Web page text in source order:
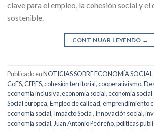
clave para el empleo, la cohesión social y el
sostenible.
CONTINUAR LEYENDO →
Publicado enNOTICIAS SOBRE ECONOMÍA SOCIAL
CoES,CEPES,cohesión territorial,cooperativismo,
economía inclusiva,economía social,economía social
Social europea,Empleo de calidad,emprendimiento
economía social, Impacto Social, Innovación social,
economía social,Juan Antonio Pedreño,políticas